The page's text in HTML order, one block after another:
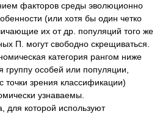
факторов среды эволюционно
(или хотя бы один четко
их от др. популяций того же
П. могут свободно скрещиваться.
категория рангом ниже
особей или популяции,
зрения классификации)
узнаваемы.
для которой используют